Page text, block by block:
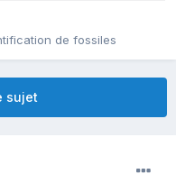
de fossiles
sujet